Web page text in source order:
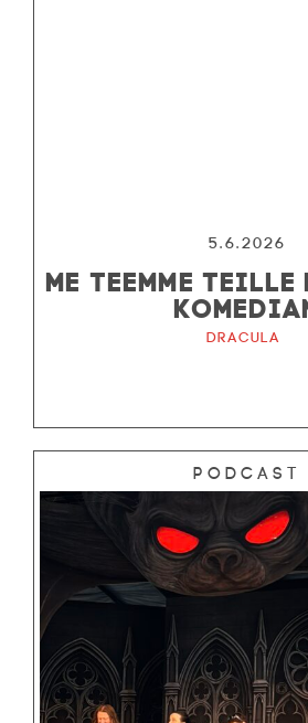
5.6.2026
ME TEEMME
Dracula
Podcast